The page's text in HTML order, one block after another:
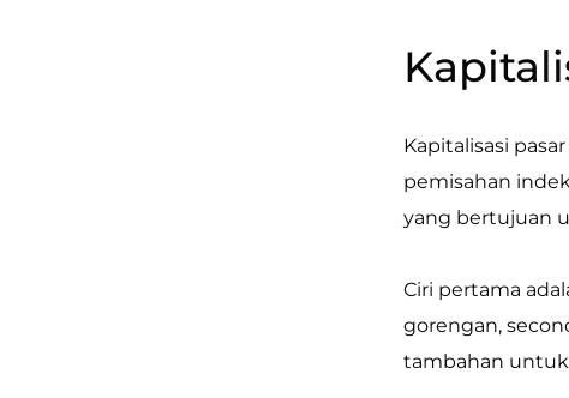
Kapitalisasi
pemisahan
yang bertujuan
Ciri pertama
gorengan,
tambahan